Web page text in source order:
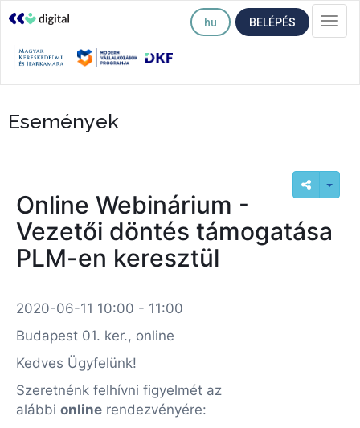
hu BELÉPÉS
Események
Online Webinárium -
Vezetői döntés támogatása
PLM-en keresztül
2020-06-11 10:00 - 11:00
Budapest 01. ker., online
Kedves Ügyfelünk!
Szeretnénk felhívni figyelmét az
alábbi online rendezvényére: